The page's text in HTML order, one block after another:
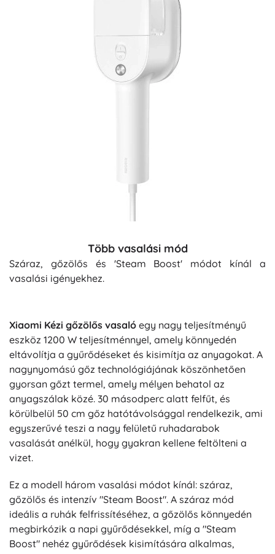
Több vasalási mód
Száraz, gőzölős és 'Steam Boost' módot kínál a
vasalási igényekhez.
Xiaomi Kézi gőzölős vasaló egy nagy teljesítményű
eszköz 1200 W teljesítménnyel, amely könnyedén
eltávolítja a gyűrődéseket és kisimítja az anyagokat. A
nagynyomású gőz technológiájának köszönhetően
gyorsan gőzt termel, amely mélyen behatol az
anyagszálak közé. 30 másodperc alatt felfűt, és
körülbelül 50 cm gőz hatótávolsággal rendelkezik, ami
egyszerűvé teszi a nagy felületű ruhadarabok
vasalását anélkül, hogy gyakran kellene feltölteni a
vizet.
Ez a modell három vasalási módot kínál: száraz,
gőzölős és intenzív "Steam Boost". A száraz mód
ideális a ruhák felfrissítéséhez, a gőzölős könnyedén
megbirkózik a napi gyűrődésekkel, míg a "Steam
Boost" nehéz gyűrődések kisimítására alkalmas,